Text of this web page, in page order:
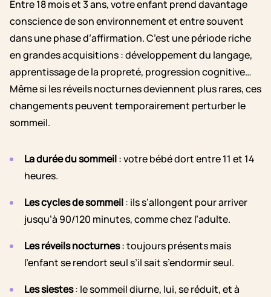
Entre 18 mois et 3 ans, votre enfant prend davantage
conscience de son environnement et entre souvent
dans une phase d’affirmation. C’est une période riche
en grandes acquisitions : développement du langage,
apprentissage de la propreté, progression cognitive…
Même si les réveils nocturnes deviennent plus rares, ces
changements peuvent temporairement perturber le
sommeil.
La durée du sommeil: votre bébé dort entre 11 et 14
heures.
Les cycles de sommeil: ils s’allongent pour arriver
jusqu’à 90/120 minutes, comme chez l’adulte.
Les réveils nocturnes: toujours présents mais
l’enfant se rendort seul s’il sait s’endormir seul.
Les siestes: le sommeil diurne, lui, se réduit, et à